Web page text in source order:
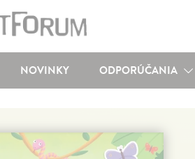
NOVINKY ODPORÚČANIA